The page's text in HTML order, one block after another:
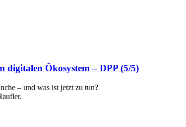
digitalen Ökosystem – DPP (5/5)
– und was ist jetzt zu tun?